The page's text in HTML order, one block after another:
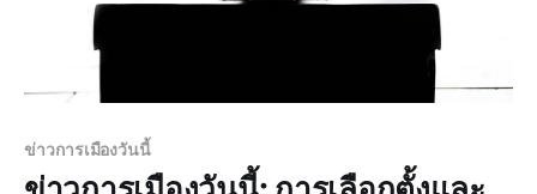
ข่าวการเมืองวันนี้